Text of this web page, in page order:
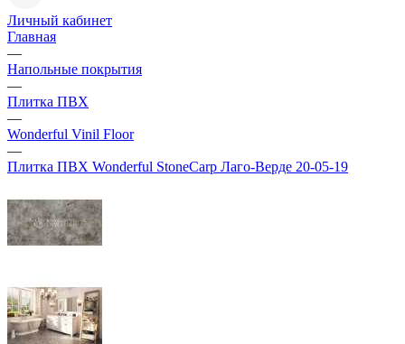
Личный кабинет
Главная
—
Напольные покрытия
—
Плитка ПВХ
—
Wonderful Vinil Floor
—
Плитка ПВХ Wonderful StoneCarp Лаго-Верде 20-05-19